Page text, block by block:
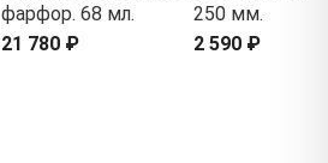
фарфор. 68 мл.
21 780 ₽
250 мм.
2 590 ₽